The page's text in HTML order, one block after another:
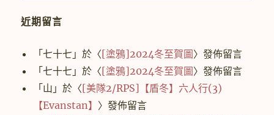
近期留言
「七十七 」於〈[塗鴉]2024冬至賀圖〉發佈留言
「七十七 」於〈[塗鴉]2024冬至賀圖〉發佈留言
「山 」於〈[美隊2/RPS]【盾冬】六人行(3)
【Evanstan】 〉發佈留言